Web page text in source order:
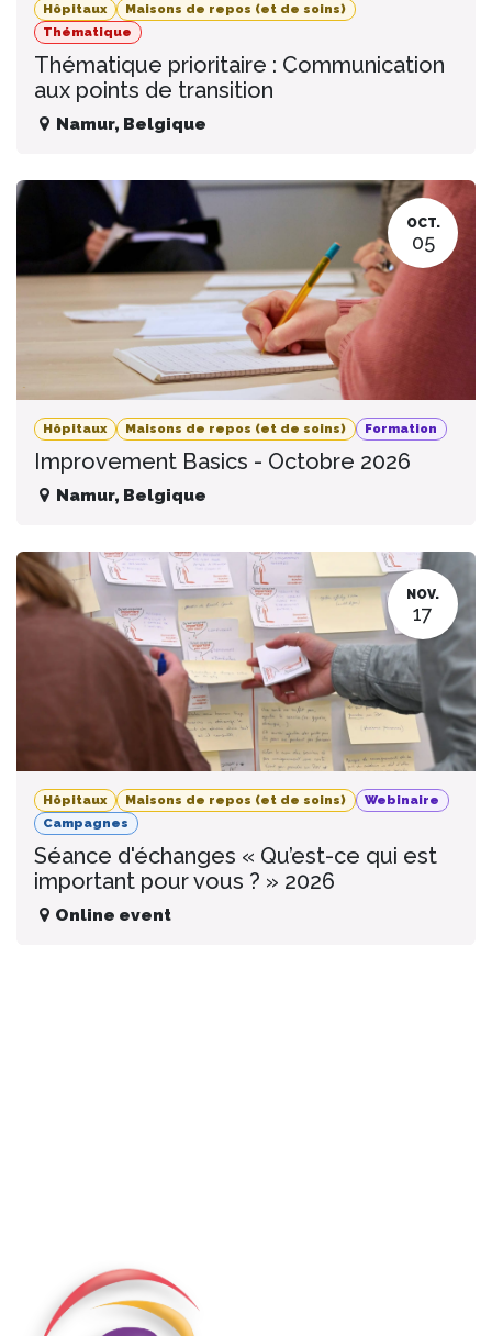
Hôpitaux
Maisons de repos (et de soins)
Thématique
Thématique prioritaire : Communication
aux points de transition
Namur, Belgique
OCT.
05
Hôpitaux Maisons de repos (et de soins) Formation
Improvement Basics - Octobre 2026
Namur, Belgique
NOV.
17
Hôpitaux Maisons de repos (et de soins)
Webinaire
Campagnes
Séance d'échanges « Qu’est-ce qui est
important pour vous ? » 2026
Online event